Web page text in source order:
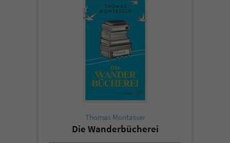
Thomas Montasser
Die Wanderbücherei